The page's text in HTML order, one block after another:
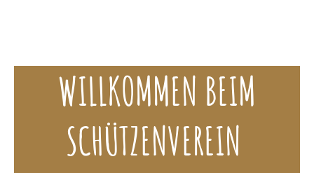
WILLKOMMEN BEIM
SCHÜTZENVEREIN